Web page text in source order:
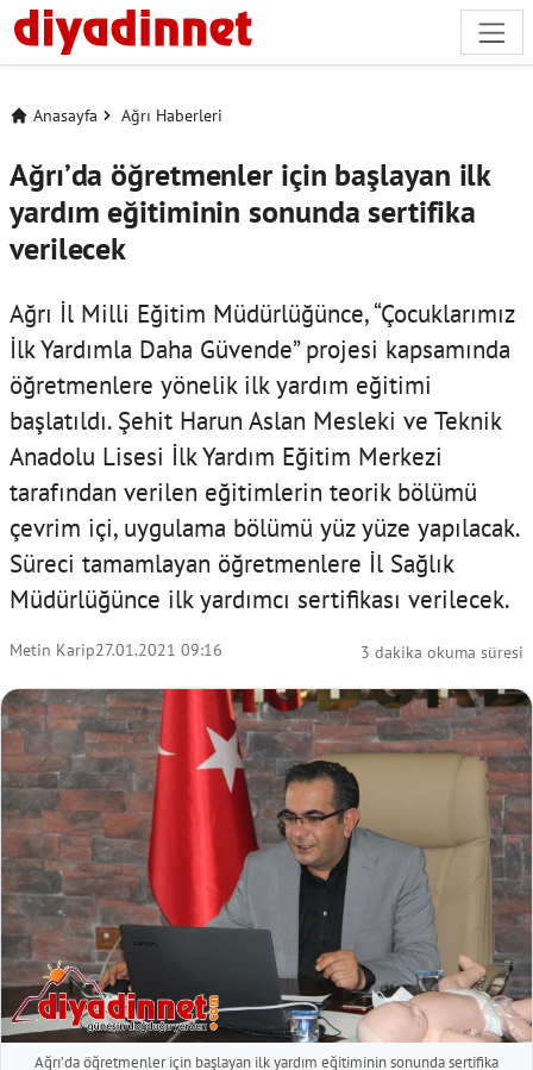
Anasayfa Ağrı Haberleri
Ağrı’da öğretmenler için başlayan ilk
yardım eğitiminin sonunda sertifika
verilecek
Ağrı İl Milli Eğitim Müdürlüğünce, “Çocuklarımız
İlk Yardımla Daha Güvende” projesi kapsamında
öğretmenlere yönelik ilk yardım eğitimi
başlatıldı. Şehit Harun Aslan Mesleki ve Teknik
Anadolu Lisesi İlk Yardım Eğitim Merkezi
tarafından verilen eğitimlerin teorik bölümü
çevrim içi, uygulama bölümü yüz yüze yapılacak.
Süreci tamamlayan öğretmenlere İl Sağlık
Müdürlüğünce ilk yardımcı sertifikası verilecek.
Metin Karip27.01.2021 09:16 3 dakika okuma süresi
Ağrı’da öğretmenler için başlayan ilk yardım eğitiminin sonunda sertifika